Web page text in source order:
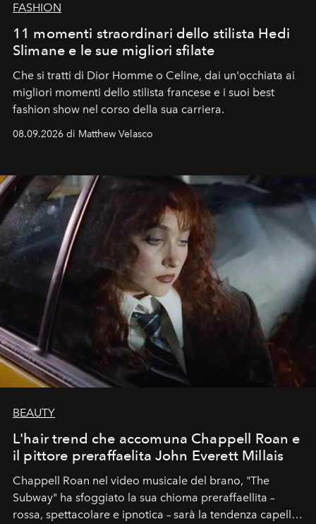
FASHION
11 momenti straordinari dello stilista Hedi
Slimane e le sue migliori sfilate
Che si tratti di Dior Homme o Celine, dai un'occhiata ai
migliori momenti dello stilista francese e i suoi best
fashion show nel corso della sua carriera.
08.09.2026 di Matthew Velasco
BEAUTY
L'hair trend che accomuna Chappell Roan e
il pittore preraffaelita John Everett Millais
Chappell Roan nel video musicale del brano, "The
Subway" ha sfoggiato la sua chioma preraffaellita –
rossa, spettacolare e ipnotica – sarà la tendenza capelli